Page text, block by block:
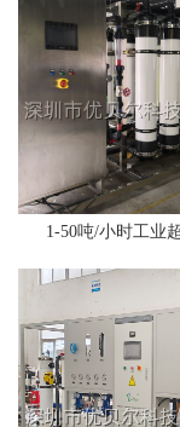
1-50吨/小时工业